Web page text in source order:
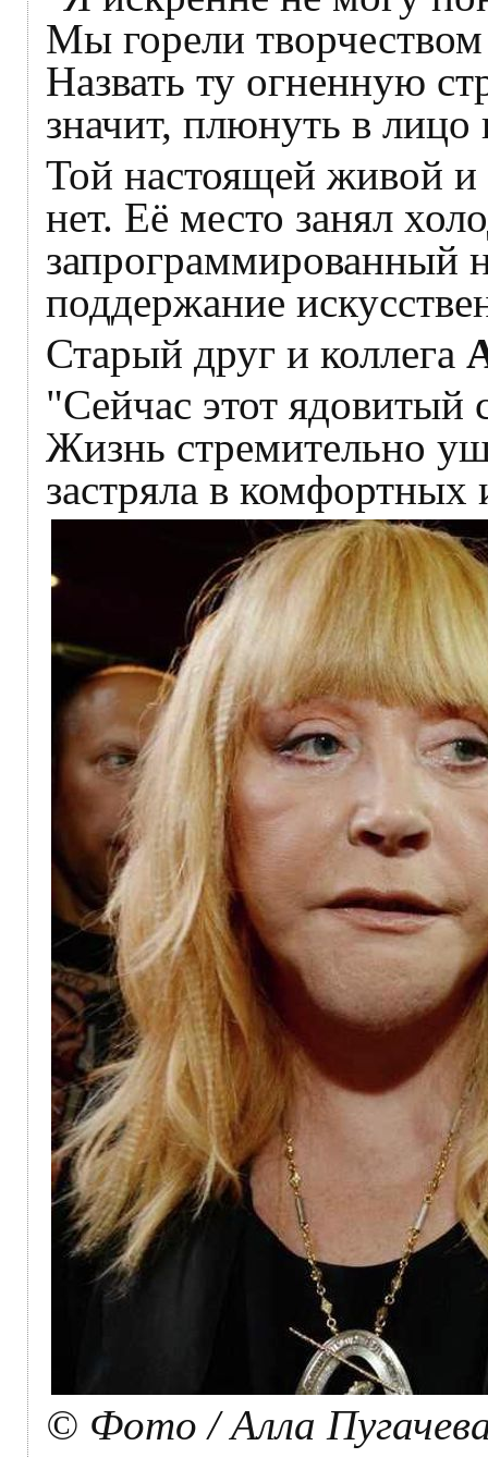
Мы горели творчеством
Назвать ту огненную
значит, плюнуть в лицо
Той настоящей живой
нет. Её место занял
запрограммированный
поддержание
Старый друг и коллега
"Сейчас этот ядовитый
Жизнь стремительно
застряла в
© Фото / Алла